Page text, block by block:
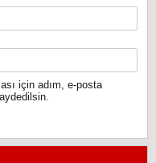
için adım, e-posta